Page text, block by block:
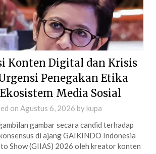
Konten Digital dan Krisis
Penegakan Etika
Media Sosial
on Agustus 6, 2026 bykupa
gambar secara candid terhadap
di ajang GAIKINDO Indonesia
Show (GIIAS) 2026 oleh kreator konten